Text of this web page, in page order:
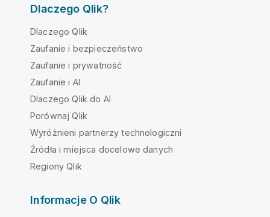
Dlaczego Qlik?
Dlaczego Qlik
Zaufanie i bezpieczeństwo
Zaufanie i prywatność
Zaufanie i AI
Dlaczego Qlik do AI
Porównaj Qlik
Wyróżnieni partnerzy technologiczni
Źródła i miejsca docelowe danych
Regiony Qlik
Informacje O Qlik